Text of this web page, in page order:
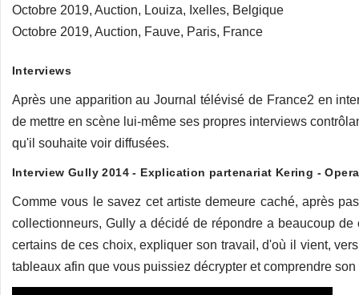
Octobre 2019, Auction, Louiza, Ixelles, Belgique
Octobre 2019, Auction, Fauve, Paris, France
Interviews
Après une apparition au Journal télévisé de France2 en
de mettre en scène lui-même ses propres interviews
qu'il souhaite voir diffusées.
Interview Gully 2014 - Explication partenariat Kering -
Comme vous le savez cet artiste demeure caché, après
collectionneurs, Gully a décidé de répondre a beaucoup
certains de ces choix, expliquer son travail, d'où il vient,
tableaux afin que vous puissiez décrypter et comprendre son